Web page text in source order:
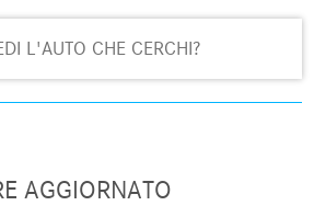
L'AUTO CHE CERCHI?
AGGIORNATO